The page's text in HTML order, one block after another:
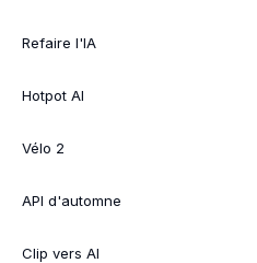
Refaire l'IA
Hotpot AI
Vélo 2
API d'automne
Clip vers AI